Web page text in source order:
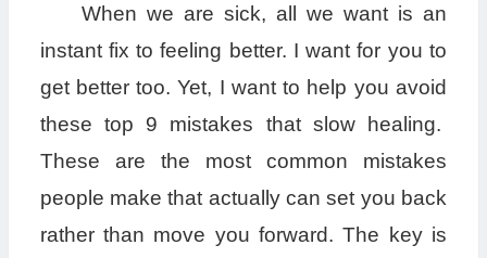
When we are sick, all we want is an
instant fix to feeling better. I want for you to
get better too. Yet, I want to help you avoid
these top 9 mistakes that slow healing.
These are the most common mistakes
people make that actually can set you back
rather than move you forward. The key is